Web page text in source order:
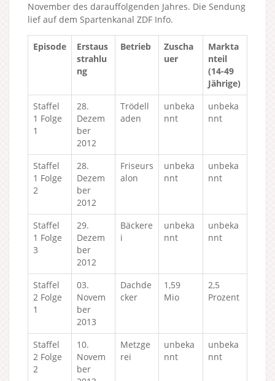
November des darauffolgenden Jahres. Die Sendung
lief auf dem Spartenkanal ZDF Info.
Episode
Erstaus
strahlu
ng
Betrieb
Zuscha
uer
Markta
nteil
(14-49
Jährige)
Staffel
1 Folge
1
28.
Dezem
ber
2012
Trödell
aden
unbeka
nnt
unbeka
nnt
Staffel
1 Folge
2
28.
Dezem
ber
2012
Friseurs
alon
unbeka
nnt
unbeka
nnt
Staffel
1 Folge
3
29.
Dezem
ber
2012
Bäckere
i
unbeka
nnt
unbeka
nnt
Staffel
2 Folge
1
03.
Novem
ber
2013
Dachde
cker
1,59
Mio
2,5
Prozent
Staffel
2 Folge
2
10.
Novem
ber
Metzge
rei
unbeka
nnt
unbeka
nnt